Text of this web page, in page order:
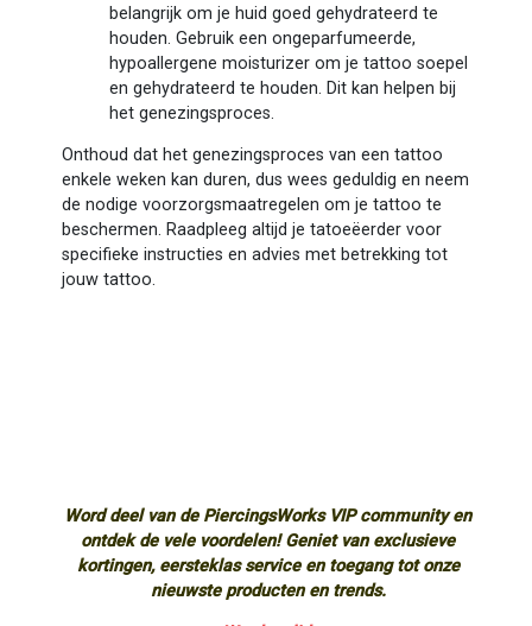
belangrijk om je huid goed gehydrateerd te
houden. Gebruik een ongeparfumeerde,
hypoallergene moisturizer om je tattoo soepel
en gehydrateerd te houden. Dit kan helpen bij
het genezingsproces.
Onthoud dat het genezingsproces van een tattoo
enkele weken kan duren, dus wees geduldig en neem
de nodige voorzorgsmaatregelen om je tattoo te
beschermen. Raadpleeg altijd je tatoeëerder voor
specifieke instructies en advies met betrekking tot
jouw tattoo.
Word deel van de PiercingsWorks VIP community en
ontdek de vele voordelen! Geniet van exclusieve
kortingen, eersteklas service en toegang tot onze
nieuwste producten en trends.